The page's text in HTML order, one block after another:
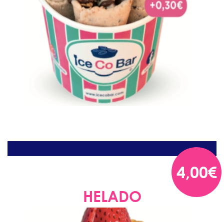
4,00€
HELADO